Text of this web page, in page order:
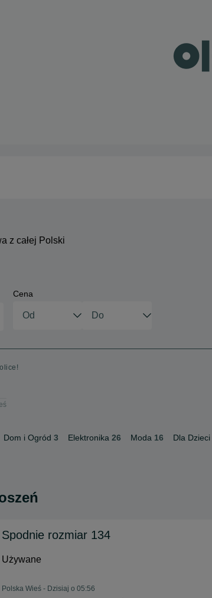
z całej Polski
Cena
Dom i Ogród 3 Elektronika 26 Moda 16 Dla Dzieci
Spodnie rozmiar 134
Używane
Polska Wieś - Dzisiaj o 05:56